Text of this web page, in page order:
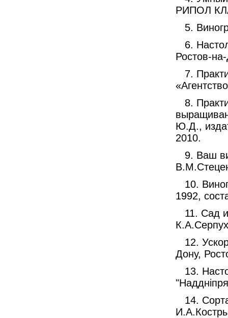
РИПОЛ
5.
6.
Ростов-
7.
8.
Ю.Д.,
2010.
9. Ваш
10.
1992,
11. Сад
12.
Дону,
13.
14.